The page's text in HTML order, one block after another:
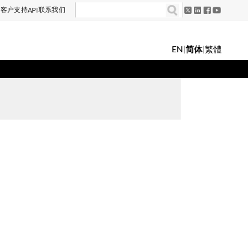
客户支持API联系我们
EN|简体|繁體